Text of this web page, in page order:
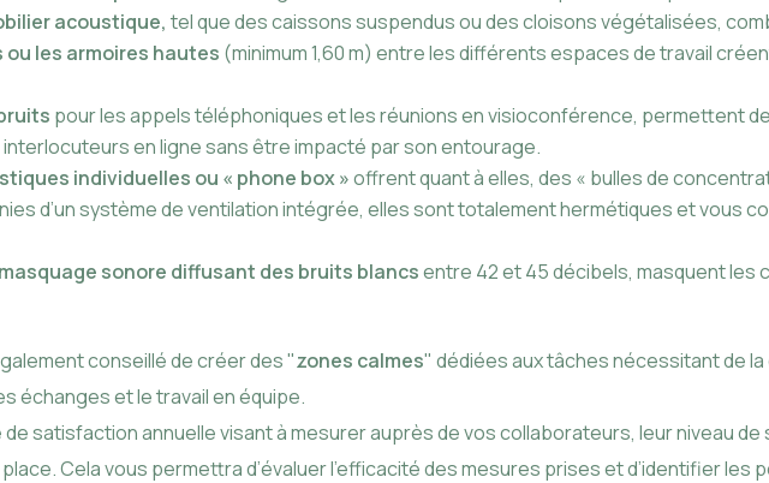
acoustique, tel que des caissons suspendus ou des cloisons végétalisées,
les armoires hautes (minimum 1,60 m) entre les différents espaces de travail
pour les appels téléphoniques et les réunions en visioconférence, permettent
en ligne sans être impacté par son entourage.
individuelles ou « phone box »offrent quant à elles, des « bulles de
d’un système de ventilation intégrée, elles sont totalement hermétiques et vous
sonore diffusant des bruits blancsentre 42 et 45 décibels, masquent les
conseillé de créer des "zones calmes" dédiées aux tâches nécessitant de
échanges et le travail en équipe.
satisfaction annuelle visant à mesurer auprès de vos collaborateurs, leur niveau
Cela vous permettra d’évaluer l'efficacité des mesures prises et d’identifier les